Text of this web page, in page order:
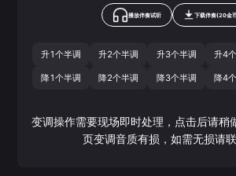
播放伴奏试听 下载伴奏(20金
升1个半调 升2个半调 升3个半调 升4
降1个半调 降2个半调 降3个半调 降4
变调操作需要现场即时处理，点击后请稍
页变调音质有损，如需无损请